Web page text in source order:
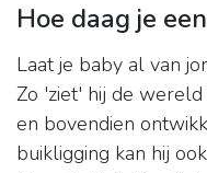
Hoe daag je
Laat je baby al van
Zo 'ziet' hij de
en bovendien
buikligging kan hij